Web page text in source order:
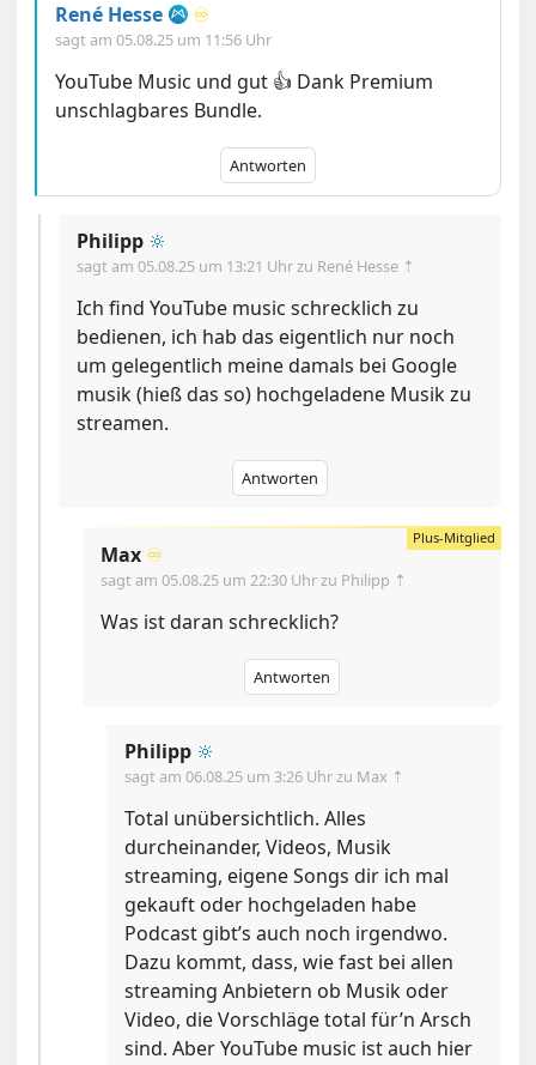
René Hesse ♾️
sagt am05.08.25 um 11:56 Uhr
YouTube Music und gut 👍 Dank Premium
unschlagbares Bundle.
Antworten
Philipp 🔆
sagt am05.08.25 um 13:21 Uhrzu René Hesse ⇡
Ich find YouTube music schrecklich zu
bedienen, ich hab das eigentlich nur noch
um gelegentlich meine damals bei Google
musik (hieß das so) hochgeladene Musik zu
streamen.
Antworten
Max ♾️
sagt am05.08.25 um 22:30 Uhrzu Philipp ⇡
Was ist daran schrecklich?
Antworten
Philipp 🔆
sagt am06.08.25 um 3:26 Uhrzu Max ⇡
Total unübersichtlich. Alles
durcheinander, Videos, Musik
streaming, eigene Songs dir ich mal
gekauft oder hochgeladen habe
Podcast gibt’s auch noch irgendwo.
Dazu kommt, dass, wie fast bei allen
streaming Anbietern ob Musik oder
Video, die Vorschläge total für’n Arsch
sind. Aber YouTube music ist auch hier